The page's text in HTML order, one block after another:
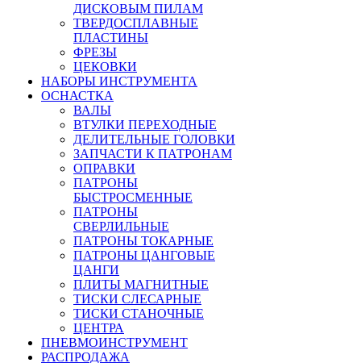
ДИСКОВЫМ ПИЛАМ
ТВЕРДОСПЛАВНЫЕ
ПЛАСТИНЫ
ФРЕЗЫ
ЦЕКОВКИ
НАБОРЫ ИНСТРУМЕНТА
ОСНАСТКА
ВАЛЫ
ВТУЛКИ ПЕРЕХОДНЫЕ
ДЕЛИТЕЛЬНЫЕ ГОЛОВКИ
ЗАПЧАСТИ К ПАТРОНАМ
ОПРАВКИ
ПАТРОНЫ
БЫСТРОСМЕННЫЕ
ПАТРОНЫ
СВЕРЛИЛЬНЫЕ
ПАТРОНЫ ТОКАРНЫЕ
ПАТРОНЫ ЦАНГОВЫЕ
ЦАНГИ
ПЛИТЫ МАГНИТНЫЕ
ТИСКИ СЛЕСАРНЫЕ
ТИСКИ СТАНОЧНЫЕ
ЦЕНТРА
ПНЕВМОИНСТРУМЕНТ
РАСПРОДАЖА